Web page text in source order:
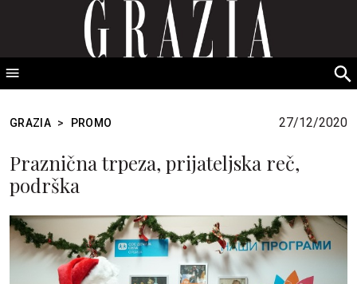
GRAZIA Srbija
GRAZIA > PROMO 27/12/2020
Praznična trpeza, prijateljska reč,
podrška